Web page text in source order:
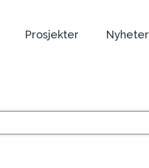
Prosjekter Nyheter